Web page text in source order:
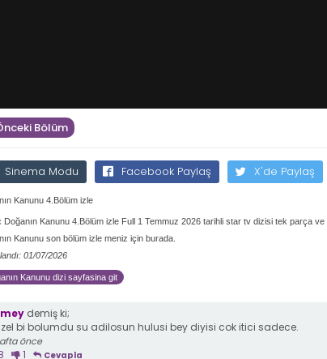
Bölüm
Sinema Modu Facebook Paylaş X'de Paylaş
Kanunu 4.Bölüm izle
Doğanın Kanunu 4.Bölüm izle Full 1 Temmuz 2026 tarihli star tv dizisi tek parça
Kanunu son bölüm izle meniz için burada.
01/07/2026
Kanunu dizi sayfasina git
demiş ki;
bi bolumdu su adilosun hulusi bey diyisi cok itici sadece.
önce
1 Cevapla